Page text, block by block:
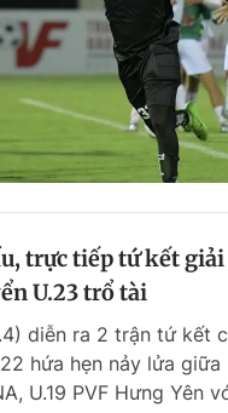
trực tiếp tứ kết giải
U.23 trổ tài
diễn ra 2 trận tứ kết
hứa hẹn nảy lửa giữa
U.19 PVF Hưng Yên